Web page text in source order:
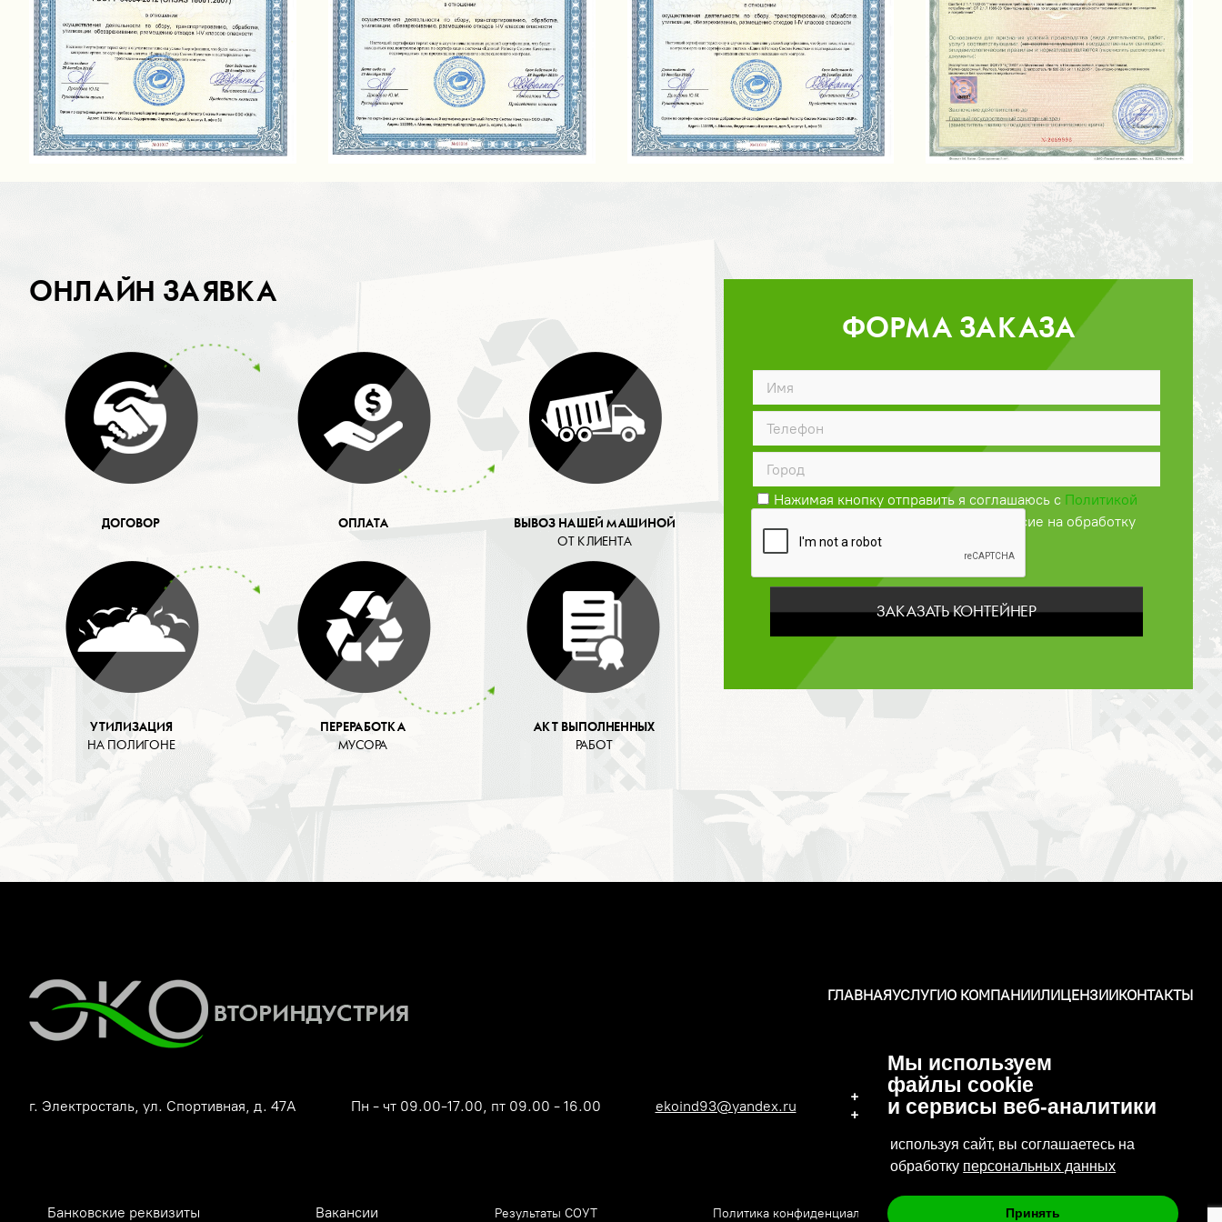
Мы используем
файлы cookie
и сервисы веб-аналитики
используя сайт, вы соглашаетесь на
обработку персональных данных
Принять
ОНЛАЙН ЗАЯВКА
ДОГОВОР ОПЛАТА
ВЫВОЗ НАШЕЙ МАШИНОЙ
ОТ КЛИЕНТА
УТИЛИЗАЦИЯ
НА ПОЛИГОНЕ
ПЕРЕРАБОТКА
МУСОРА
АКТ ВЫПОЛНЕННЫХ
РАБОТ
ФОРМА ЗАКАЗА
Нажимая кнопку отправить я соглашаюсь с Политикой
и даю своё согласие на обработку
персональных данных
ЗАКАЗАТЬ КОНТЕЙНЕР
ГЛАВНАЯУСЛУГИО КОМПАНИИЛИЦЕНЗИИКОНТАКТЫ
г. Электросталь, ул. Спортивная, д. 47А Пн - чт 09.00-17.00, пт 09.00 - 16.00 ekoind93@yandex.ru
+7 (496) 570-37-15
+7 (919) 776-04-79
Банковские реквизиты Вакансии Результаты СОУТ Политика конфиденциальности Сайт сделан в: Deluxmedia